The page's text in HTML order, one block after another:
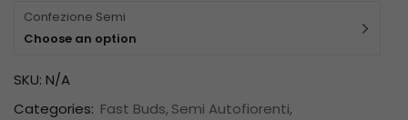
Confezione Semi
Choose an option
SKU: N/A
Categories: Fast Buds Semi Autofiorenti